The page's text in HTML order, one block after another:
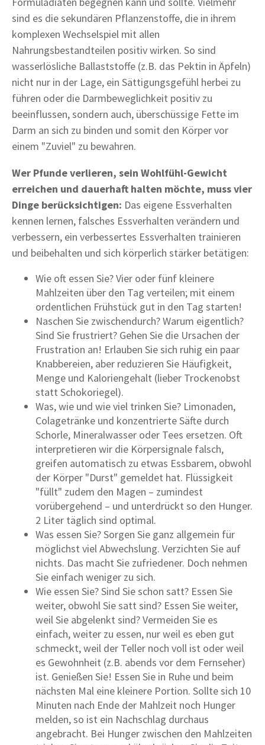
sind es die sekundären Pflanzenstoffe, die in ihrem
komplexen Wechselspiel mit allen
Nahrungsbestandteilen positiv wirken. So sind
wasserlösliche Ballaststoffe (z.B. das Pektin in Äpfeln)
nicht nur in der Lage, ein Sättigungsgefühl herbei zu
führen oder die Darmbeweglichkeit positiv zu
beeinflussen, sondern auch, überschüssige Fette im
Darm an sich zu binden und somit den Körper vor
einem "Zuviel" zu bewahren.
Wer Pfunde verlieren, sein Wohlfühl-Gewicht
erreichen und dauerhaft halten möchte, muss vier
Dinge berücksichtigen: Das eigene Essverhalten
kennen lernen, falsches Essverhalten verändern und
verbessern, ein verbessertes Essverhalten trainieren
und beibehalten und sich körperlich stärker betätigen:
Wie oft essen Sie? Vier oder fünf kleinere
Mahlzeiten über den Tag verteilen; mit einem
ordentlichen Frühstück gut in den Tag starten!
Naschen Sie zwischendurch? Warum eigentlich?
Sind Sie frustriert? Gehen Sie die Ursachen der
Frustration an! Erlauben Sie sich ruhig ein paar
Knabbereien, aber reduzieren Sie Häufigkeit,
Menge und Kaloriengehalt (lieber Trockenobst
statt Schokoriegel).
Was, wie und wie viel trinken Sie? Limonaden,
Colagetränke und konzentrierte Säfte durch
Schorle, Mineralwasser oder Tees ersetzen. Oft
interpretieren wir die Körpersignale falsch,
greifen automatisch zu etwas Essbarem, obwohl
der Körper "Durst" gemeldet hat. Flüssigkeit
"füllt" zudem den Magen – zumindest
vorübergehend – und unterdrückt so den Hunger.
2 Liter täglich sind optimal.
Was essen Sie? Sorgen Sie ganz allgemein für
möglichst viel Abwechslung. Verzichten Sie auf
nichts. Das macht Sie zufriedener. Doch nehmen
Sie einfach weniger zu sich.
Wie essen Sie? Sind Sie schon satt? Essen Sie
weiter, obwohl Sie satt sind? Essen Sie weiter,
weil Sie abgelenkt sind? Vermeiden Sie es
einfach, weiter zu essen, nur weil es eben gut
schmeckt, weil der Teller noch voll ist oder weil
es Gewohnheit (z.B. abends vor dem Fernseher)
ist. Genießen Sie! Essen Sie in Ruhe und beim
nächsten Mal eine kleinere Portion. Sollte sich 10
Minuten nach Ende der Mahlzeit noch Hunger
melden, so ist ein Nachschlag durchaus
angebracht. Bei Hunger zwischen den Mahlzeiten